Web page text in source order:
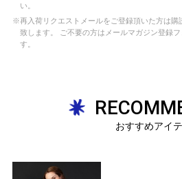
い。
※再入荷リクエストメールをご登録頂いた方は購
致します。 ご不要の方はメールマガジン登録
す。
おすすめアイ